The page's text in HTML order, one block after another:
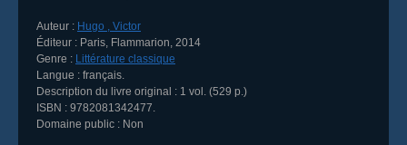
Auteur : Hugo , Victor
Éditeur : Paris, Flammarion, 2014
Genre : Littérature classique
Langue : français.
Description du livre original : 1 vol. (529 p.)
ISBN : 9782081342477.
Domaine public : Non